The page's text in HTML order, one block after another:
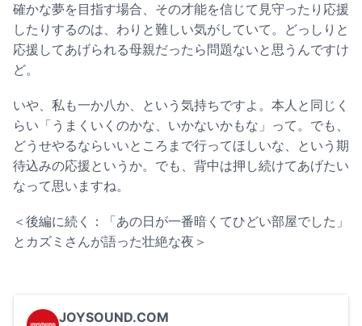
確かな夢を目指す場合、その才能を信じて見守ったり応援
したりするのは、わりと難しい気がしていて。どっしりと
応援してあげられる母親だったら問題ないと思うんですけ
ど。
いや、私も一か八か、という気持ちですよ。本人と同じく
らい「うまくいくのかな、いかないかもな」って。でも、
どうせやるならいいところまで行ってほしいな、という期
待込みの応援というか。でも、背中は押し続けてあげたい
なって思いますね。
＜後編に続く：「あの日が一番暗くてひどい部屋でした」
とカズミさんが語った壮絶な夜＞
JOYSOUND.COM